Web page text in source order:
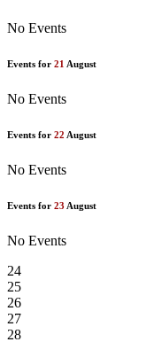
No Events
Events for 21 August
No Events
Events for 22 August
No Events
Events for 23 August
No Events
24
25
26
27
28